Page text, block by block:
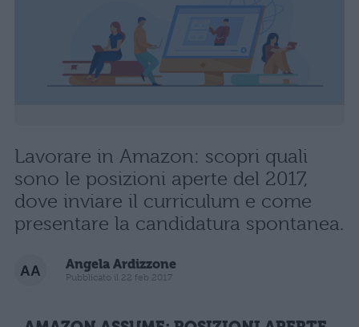
Lavorare in Amazon: scopri quali
sono le posizioni aperte del 2017,
dove inviare il curriculum e come
presentare la candidatura spontanea.
Angela Ardizzone
Pubblicato il 22 feb 2017